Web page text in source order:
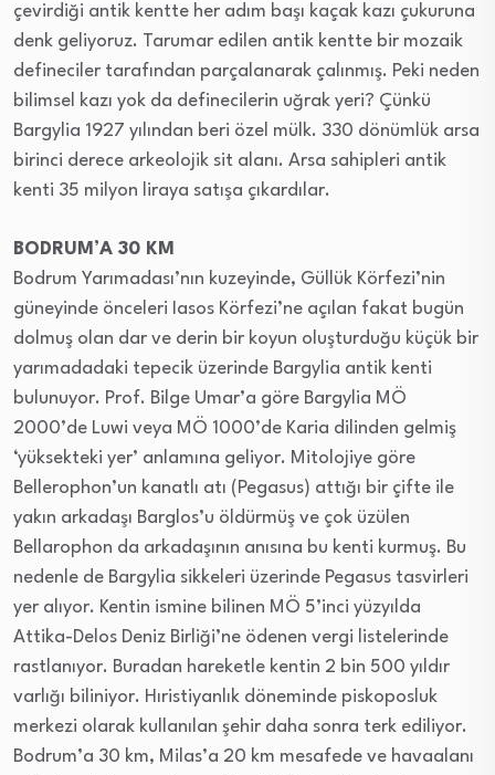
çevirdiği antik kentte her adım başı kaçak kazı çukuruna
denk geliyoruz. Tarumar edilen antik kentte bir mozaik
defineciler tarafından parçalanarak çalınmış. Peki neden
bilimsel kazı yok da definecilerin uğrak yeri? Çünkü
Bargylia 1927 yılından beri özel mülk. 330 dönümlük arsa
birinci derece arkeolojik sit alanı. Arsa sahipleri antik
kenti 35 milyon liraya satışa çıkardılar.
BODRUM’A 30 KM
Bodrum Yarımadası’nın kuzeyinde, Güllük Körfezi’nin
güneyinde önceleri Iasos Körfezi’ne açılan fakat bugün
dolmuş olan dar ve derin bir koyun oluşturduğu küçük bir
yarımadadaki tepecik üzerinde Bargylia antik kenti
bulunuyor. Prof. Bilge Umar’a göre Bargylia MÖ
2000’de Luwi veya MÖ 1000’de Karia dilinden gelmiş
‘yüksekteki yer’ anlamına geliyor. Mitolojiye göre
Bellerophon’un kanatlı atı (Pegasus) attığı bir çifte ile
yakın arkadaşı Barglos’u öldürmüş ve çok üzülen
Bellarophon da arkadaşının anısına bu kenti kurmuş. Bu
nedenle de Bargylia sikkeleri üzerinde Pegasus tasvirleri
yer alıyor. Kentin ismine bilinen MÖ 5’inci yüzyılda
Attika-Delos Deniz Birliği’ne ödenen vergi listelerinde
rastlanıyor. Buradan hareketle kentin 2 bin 500 yıldır
varlığı biliniyor. Hıristiyanlık döneminde piskoposluk
merkezi olarak kullanılan şehir daha sonra terk ediliyor.
Bodrum’a 30 km, Milas’a 20 km mesafede ve havaalanı